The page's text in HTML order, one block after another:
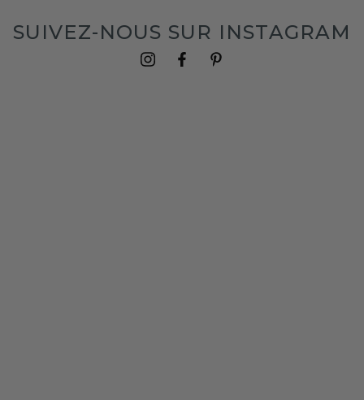
SUIVEZ-NOUS SUR INSTAGRAM